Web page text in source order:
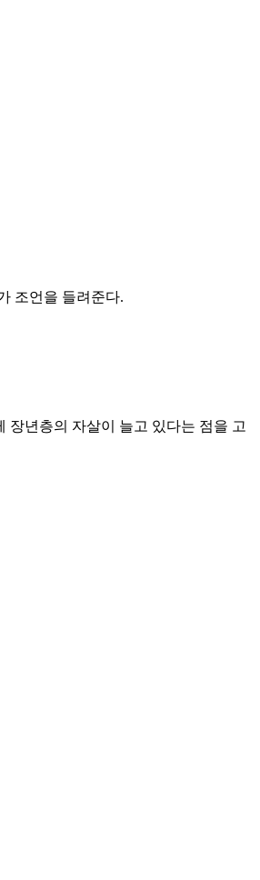
조언을 들려준다.
장년층의 자살이 늘고 있다는 점을 고